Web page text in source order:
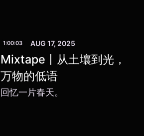
1:00:03 AUG 17, 2025
Mixtape丨从土壤到光，
万物的低语
回忆一片春天。